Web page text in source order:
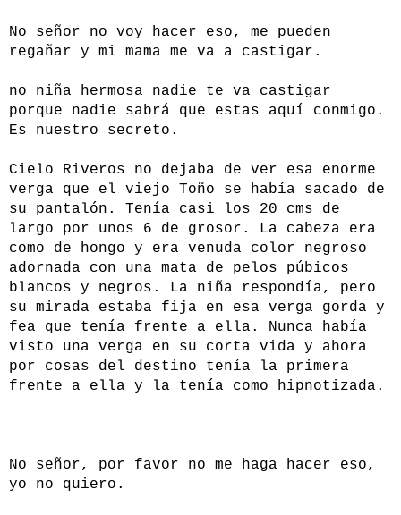
No señor no voy hacer eso, me pueden
regañar y mi mama me va a castigar.
no niña hermosa nadie te va castigar
porque nadie sabrá que estas aquí conmigo.
Es nuestro secreto.
Cielo Riveros no dejaba de ver esa enorme
verga que el viejo Toño se había sacado de
su pantalón. Tenía casi los 20 cms de
largo por unos 6 de grosor. La cabeza era
como de hongo y era venuda color negroso
adornada con una mata de pelos púbicos
blancos y negros. La niña respondía, pero
su mirada estaba fija en esa verga gorda y
fea que tenía frente a ella. Nunca había
visto una verga en su corta vida y ahora
por cosas del destino tenía la primera
frente a ella y la tenía como hipnotizada.
No señor, por favor no me haga hacer eso,
yo no quiero.